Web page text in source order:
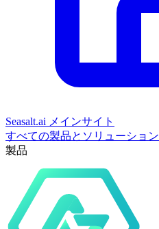
Seasalt.ai メインサイト
すべての製品とソリューション
製品